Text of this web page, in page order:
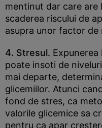
mentinut dar care
scaderea riscului de
asupra unor factor de
4. Stresul.
poate insoti de
mai departe,
glicemiilor. Atunci
fond de stres, ca
valorile glicemice sa
pentru ca apar